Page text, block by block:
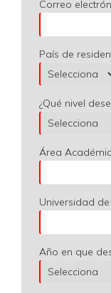
Correo
País de
¿Qué nivel
Área
Universidad
Año en que